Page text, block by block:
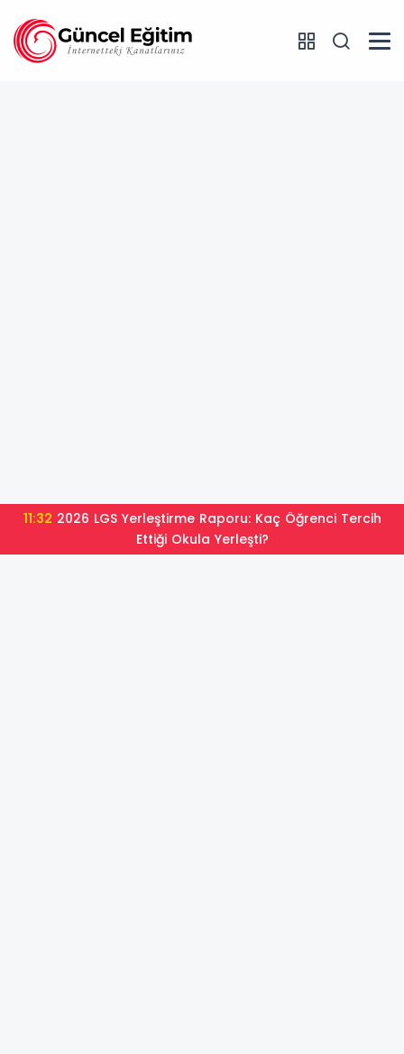
10:182026 LGS Yerleştirme Sonuçları Açıklandı: İşte Lise
Tercih Sonuçları Sorgulama Ekranı